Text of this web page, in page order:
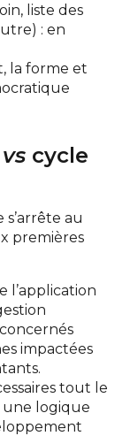
liste des
: en
la forme et
vs cycle
au
premières
l’application
impactées
tout le
une logique